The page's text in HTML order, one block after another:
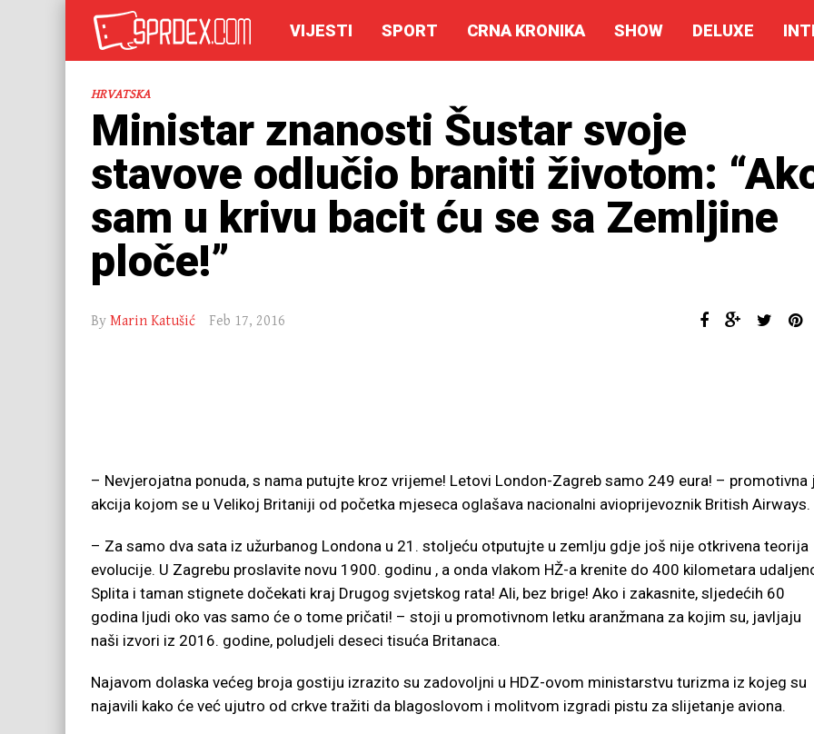
VIJESTI SPORT CRNA KRONIKA SHOW DELUXE
HRVATSKA
Ministar znanosti Šustar svoje
stavove odlučio braniti životom:
sam u krivu bacit ću se sa Zemljine
ploče!”
By Marin Katušić Feb 17, 2016
– Nevjerojatna ponuda, s nama putujte kroz vrijeme! Letovi London-Zagreb samo 249 eura! – promotivna
akcija kojom se u Velikoj Britaniji od početka mjeseca oglašava nacionalni avioprijevoznik British Airways.
– Za samo dva sata iz užurbanog Londona u 21. stoljeću otputujte u zemlju gdje još nije otkrivena teorija
evolucije. U Zagrebu proslavite novu 1900. godinu , a onda vlakom HŽ-a krenite do 400 kilometara
Splita i taman stignete dočekati kraj Drugog svjetskog rata! Ali, bez brige! Ako i zakasnite, sljedećih 60
godina ljudi oko vas samo će o tome pričati! – stoji u promotivnom letku aranžmana za kojim su, javljaju
naši izvori iz 2016. godine, poludjeli deseci tisuća Britanaca.
Najavom dolaska većeg broja gostiju izrazito su zadovoljni u HDZ-ovom ministarstvu turizma iz kojeg su
najavili kako će već ujutro od crkve tražiti da blagoslovom i molitvom izgradi pistu za slijetanje aviona.